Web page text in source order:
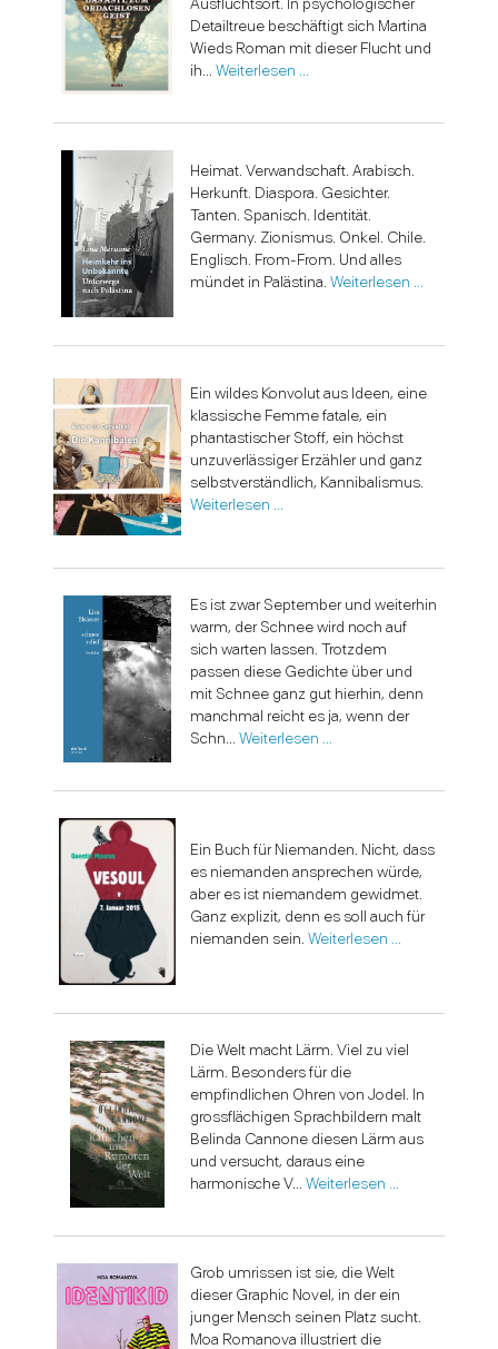
Ausfluchtsort. In psychologischer
Detailtreue beschäftigt sich Martina
Wieds Roman mit dieser Flucht und
ih... Weiterlesen …
Heimat. Verwandschaft. Arabisch.
Herkunft. Diaspora. Gesichter.
Tanten. Spanisch. Identität.
Germany. Zionismus. Onkel. Chile.
Englisch. From-From. Und alles
mündet in Palästina. Weiterlesen …
Ein wildes Konvolut aus Ideen, eine
klassische Femme fatale, ein
phantastischer Stoff, ein höchst
unzuverlässiger Erzähler und ganz
selbstverständlich, Kannibalismus.
Weiterlesen …
Es ist zwar September und weiterhin
warm, der Schnee wird noch auf
sich warten lassen. Trotzdem
passen diese Gedichte über und
mit Schnee ganz gut hierhin, denn
manchmal reicht es ja, wenn der
Schn... Weiterlesen …
Ein Buch für Niemanden. Nicht, dass
es niemanden ansprechen würde,
aber es ist niemandem gewidmet.
Ganz explizit, denn es soll auch für
niemanden sein. Weiterlesen …
Die Welt macht Lärm. Viel zu viel
Lärm. Besonders für die
empfindlichen Ohren von Jodel. In
grossflächigen Sprachbildern malt
Belinda Cannone diesen Lärm aus
und versucht, daraus eine
harmonische V... Weiterlesen …
Grob umrissen ist sie, die Welt
dieser Graphic Novel, in der ein
junger Mensch seinen Platz sucht.
Moa Romanova illustriert die